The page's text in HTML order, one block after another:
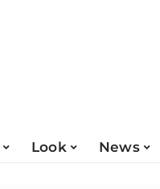
Look News